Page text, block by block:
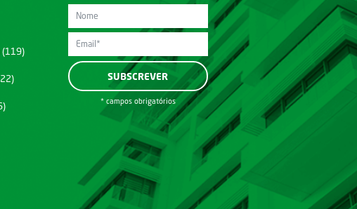
(119)
* campos obrigatórios